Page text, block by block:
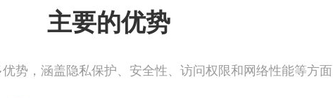
主要的优势
势，涵盖隐私保护、安全性、访问权限和网络性能等方面